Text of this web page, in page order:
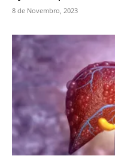
8 de Novembro, 2023